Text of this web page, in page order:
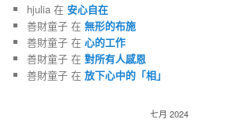
hjulia 在安心自在
善財童子 在無形的布施
善財童子 在心的工作
善財童子 在對所有人感恩
善財童子 在放下心中的「相」
七月 2024